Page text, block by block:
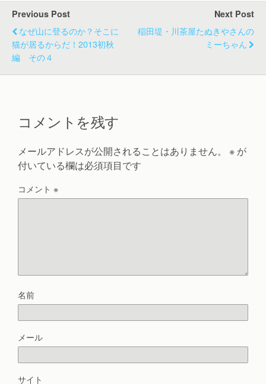
Previous Post
なぜ山に登るのか？そこに
猫が居るからだ！2013初秋
編 その４
Next Post
稲田堤・川茶屋たぬきやさんの
ミーちゃん
コメントを残す
メールアドレスが公開されることはありません。 ※ が
付いている欄は必須項目です
コメント ※
名前
メール
サイト